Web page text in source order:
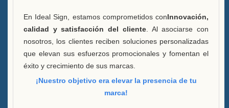
En Ideal Sign, estamos comprometidos conInnovación,
calidad y satisfacción del cliente. Al asociarse con
nosotros, los clientes reciben soluciones personalizadas
que elevan sus esfuerzos promocionales y fomentan el
éxito y crecimiento de sus marcas.
¡Nuestro objetivo era elevar la presencia de tu
marca!